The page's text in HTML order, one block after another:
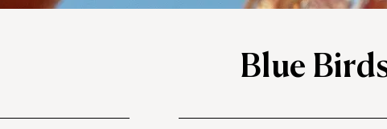
Blue